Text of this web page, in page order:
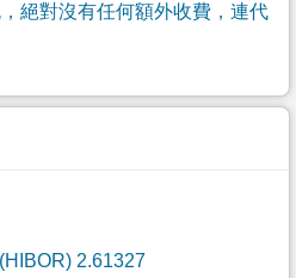
絕對沒有任何額外收費，連代
2.61327